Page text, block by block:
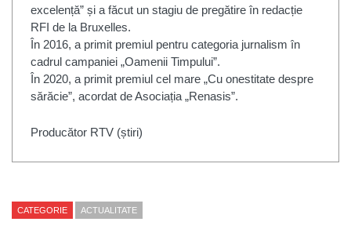
excelență” și a făcut un stagiu de pregătire în redacție
RFI de la Bruxelles.
În 2016, a primit premiul pentru categoria jurnalism în
cadrul campaniei „Oamenii Timpului”.
În 2020, a primit premiul cel mare „Cu onestitate despre
sărăcie”, acordat de Asociația „Renasis”.
Producător RTV (știri)
CATEGORIE ACTUALITATE